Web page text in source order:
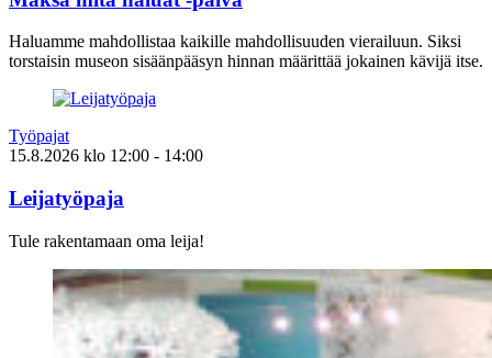
Haluamme mahdollistaa kaikille mahdollisuuden vierailuun. Siksi
torstaisin museon sisäänpääsyn hinnan määrittää jokainen kävijä itse.
Työpajat
15.8.2026 klo 12:00 - 14:00
Leijatyöpaja
Tule rakentamaan oma leija!